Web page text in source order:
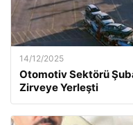
14/12/2025
Otomotiv Sektörü
Zirveye Yerleşti